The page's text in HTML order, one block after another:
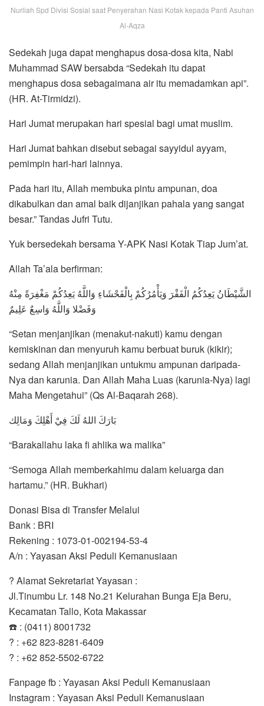
Nurliah Spd Divisi Sosial saat Penyerahan Nasi Kotak kepada Panti Asuhan
Al-Aqza
Sedekah juga dapat menghapus dosa-dosa kita, Nabi
Muhammad SAW bersabda “Sedekah itu dapat
menghapus dosa sebagaimana air itu memadamkan api”.
(HR. At-Tirmidzi).
Hari Jumat merupakan hari spesial bagi umat muslim.
Hari Jumat bahkan disebut sebagai sayyidul ayyam,
pemimpin hari-hari lainnya.
Pada hari itu, Allah membuka pintu ampunan, doa
dikabulkan dan amal baik dijanjikan pahala yang sangat
besar.” Tandas Jufri Tutu.
Yuk bersedekah bersama Y-APK Nasi Kotak Tiap Jum’at.
Allah Ta’ala berfirman:
الشَّيْطَانُ يَعِدُكُمُ الْفَقْرَ وَيَأْمُرُكُمْ بِالْفَحْشَاءِ وَاللَّهُ يَعِدُكُمْ مَغْفِرَةً مِنْهُ
وَفَضْلا وَاللَّهُ وَاسِعٌ عَلِيمٌ
“Setan menjanjikan (menakut-nakuti) kamu dengan
kemiskinan dan menyuruh kamu berbuat buruk (kikir);
sedang Allah menjanjikan untukmu ampunan daripada-
Nya dan karunia. Dan Allah Maha Luas (karunia-Nya) lagi
Maha Mengetahui” (Qs Al-Baqarah 268).
بَارَكَ اللهُ لَكَ فِيْ أَهْلِكَ وَمَالِك
“Barakallahu laka fi ahlika wa malika”
“Semoga Allah memberkahimu dalam keluarga dan
hartamu.” (HR. Bukhari)
Donasi Bisa di Transfer Melalui
Bank : BRI
Rekening : 1073-01-002194-53-4
A/n : Yayasan Aksi Peduli Kemanusiaan
? Alamat Sekretariat Yayasan :
Jl.Tinumbu Lr. 148 No.21 Kelurahan Bunga Eja Beru,
Kecamatan Tallo, Kota Makassar
☎️ : (0411) 8001732
? : +62 823-8281-6409
? : +62 852-5502-6722
Fanpage fb : Yayasan Aksi Peduli Kemanusiaan
Instagram : Yayasan Aksi Peduli Kemanusiaan